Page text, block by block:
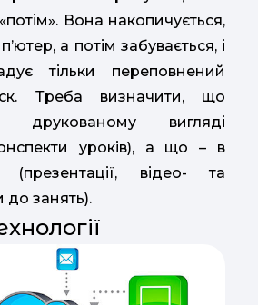
Вона накопичується,
а потім забувається, і
тільки переповнений
Треба визначити, що
друкованому вигляді
уроків), а що – в
(презентації, відео- та
до занять).